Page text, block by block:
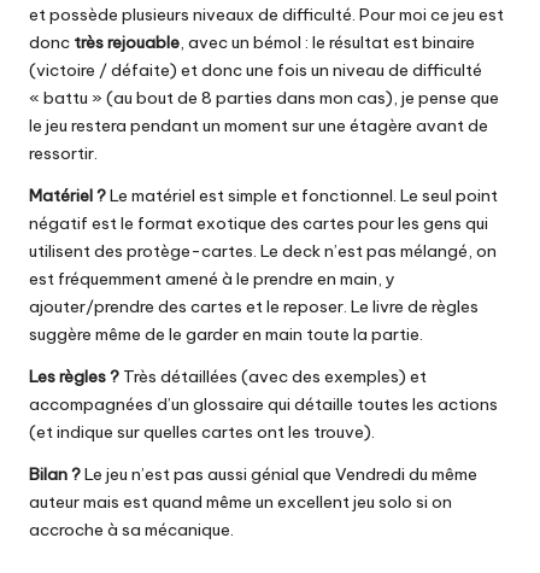
et possède plusieurs niveaux de difficulté. Pour moi ce jeu est
donc très rejouable, avec un bémol : le résultat est binaire
(victoire / défaite) et donc une fois un niveau de difficulté
« battu » (au bout de 8 parties dans mon cas), je pense que
le jeu restera pendant un moment sur une étagère avant de
ressortir.
Matériel ?Le matériel est simple et fonctionnel. Le seul point
négatif est le format exotique des cartes pour les gens qui
utilisent des protège-cartes. Le deck n’est pas mélangé, on
est fréquemment amené à le prendre en main, y
ajouter/prendre des cartes et le reposer. Le livre de règles
suggère même de le garder en main toute la partie.
Les règles ? Très détaillées (avec des exemples) et
accompagnées d’un glossaire qui détaille toutes les actions
(et indique sur quelles cartes ont les trouve).
Bilan ?Le jeu n’est pas aussi génial que Vendredi du même
auteur mais est quand même un excellent jeu solo si on
accroche à sa mécanique.